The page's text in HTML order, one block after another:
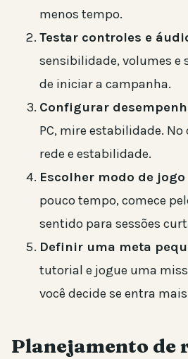
menos tempo.
Testar controles e
sensibilidade, volumes e
de iniciar a campanha.
Configurar
PC, mire estabilidade.
rede e estabilidade.
Escolher modo de
pouco tempo, comece
sentido para sessões
Definir uma meta
tutorial e jogue uma
você decide se entra
Planejamento de